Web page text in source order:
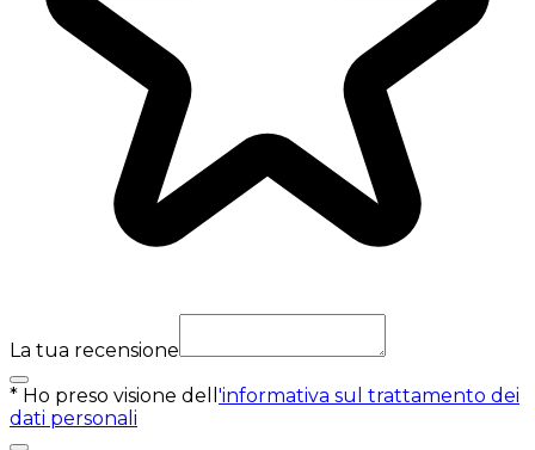
La tua recensione
* Ho preso visione dell 'informativa sul trattamento dei
dati personali